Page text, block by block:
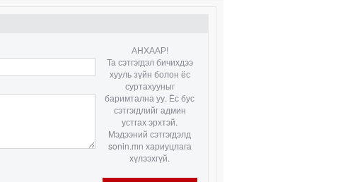
АНХААР!
Та сэтгэгдэл бичихдээ
хууль зүйн болон ёс
суртахууныг
баримтална уу. Ёс бус
сэтгэгдлийг админ
устгах эрхтэй.
Мэдээний сэтгэгдэлд
sonin.mn хариуцлага
хүлээхгүй.